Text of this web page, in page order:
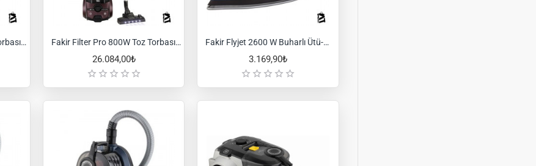
Fakir Filter Pro 800W Toz Torbasız Süpürge - Blue Fakir Filter Pro 800W Toz Torbasız Süpürge - Bordeaux
26.084,00₺
Fakir Flyjet 2600 W Buharlı Ütü-Mavi
3.169,90₺